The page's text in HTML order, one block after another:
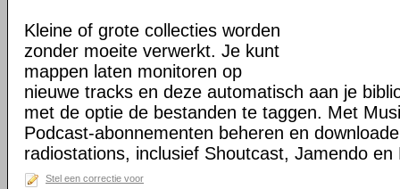
Kleine of grote collecties worden
zonder moeite verwerkt. Je kunt
mappen laten monitoren op
nieuwe tracks en deze automatisch aan je
met de optie de bestanden te taggen. Met
Podcast-abonnementen beheren en
radiostations, inclusief Shoutcast, Jamendo
Stel een correctie voor